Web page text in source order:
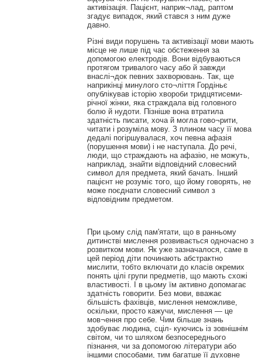
активізація. Пацієнт, наприк¬лад, раптом
згадує випадок, який стався з ним дуже
давно.
Різні види порушень та активізації мови мають
місце не лише під час обстеження за
допомогою електродів. Вони відбуваються
протягом тривалого часу або й завжди
внаслі¬док певних захворювань. Так, ще
наприкінці минулого сто¬ліття Гордіньє
опублікував історію хвороби тридцятисеми-
річної жінки, яка страждала від головного
болю й нудоти. Пізніше вона втратила
здатність писати, хоча й могла гово¬рити,
читати і розуміла мову. З плином часу її мова
дедалі погіршувалася, хоч певна афазія
(порушення мови) і не наступала. До речі,
люди, що страждають на афазію, не можуть,
наприклад, знайти відповідний словесний
символ для предмета, який бачать. Інший
пацієнт не розуміє того, що йому говорять, не
може поєднати словесний символ з
відповідним предметом.
При цьому слід пам'ятати, що в ранньому
дитинстві мислення розвивається одночасно з
розвитком мови. Як уже зазначалося, саме в
цей період діти починають абстрактно
мислити, тобто включати до класів окремих
понять цілі групи предметів, що мають схожі
властивості. І в цьому їм активно допомагає
здатність говорити. Без мови, вважає
більшість фахівців, мислення неможливе,
оскільки, просто кажучи, мислення — це
мов¬ення про себе. Чим більше знань
здобуває людина, сціл- куючись із зовнішнім
світом, чи то шляхом безпосереднього
пізнання, чи за допомогою літератури або
іншими способами, тим багатше її духовне